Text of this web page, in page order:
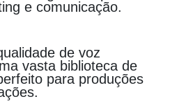
e comunicação.
de voz
vasta biblioteca de
para produções